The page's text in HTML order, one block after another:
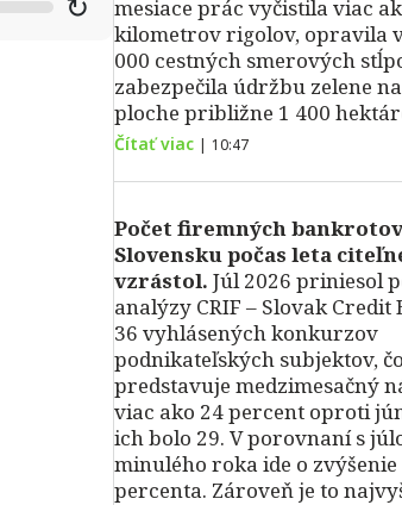
mesiace prác vyčistila viac
kilometrov rigolov, opravila
000 cestných smerových
zabezpečila údržbu zelene na
ploche približne 1 400
Čítať viac | 10:47
Počet firemných
Slovensku počas leta
vzrástol. Júl 2026 priniesol
analýzy CRIF – Slovak Credit
36 vyhlásených konkurzov
podnikateľských subjektov, čo
predstavuje medzimesačný
viac ako 24 percent oproti
ich bolo 29. V porovnaní s
minulého roka ide o zvýšenie
percenta. Zároveň je to